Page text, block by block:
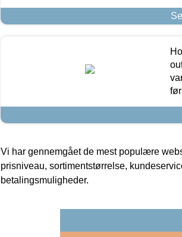
Vi har gennemgået de mest populære
prisniveau, sortimentstørrelse,
betalingsmuligheder.